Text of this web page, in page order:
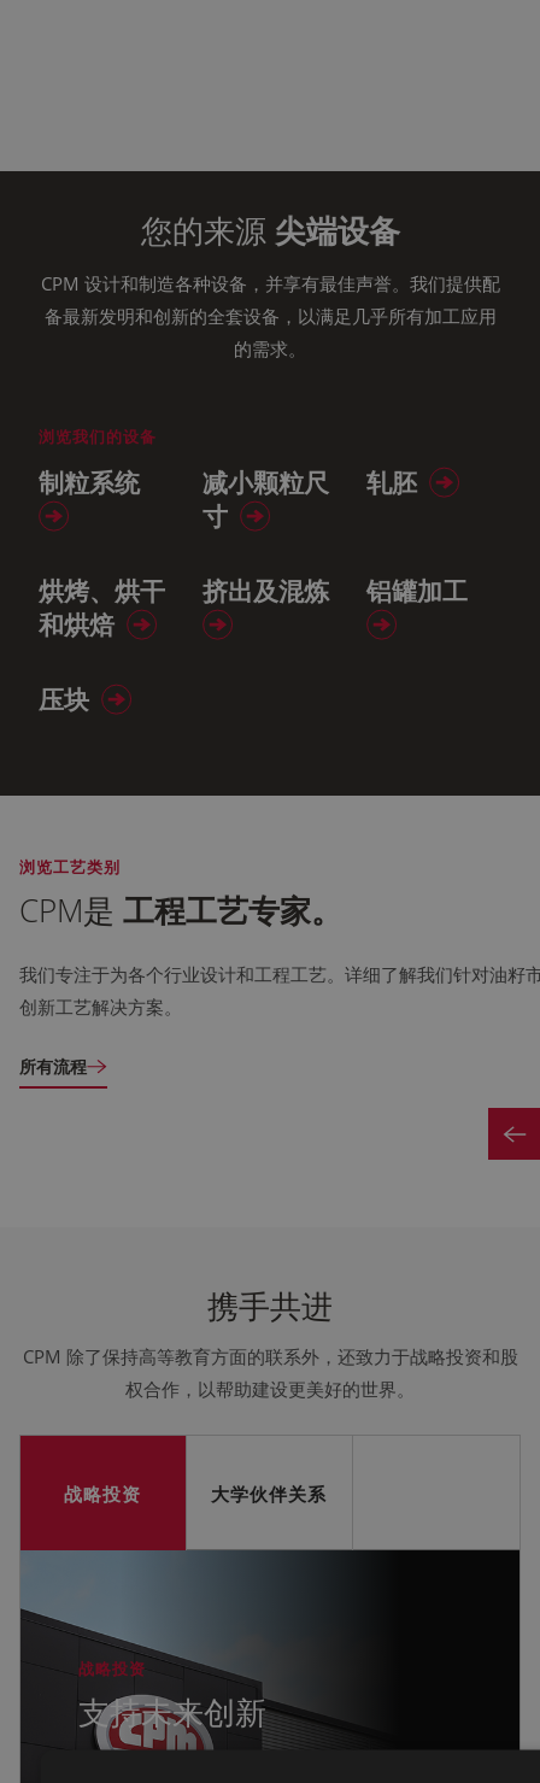
您的来源尖端设备
CPM 设计和制造各种设备，并享有最佳声誉。我们提供配
备最新发明和创新的全套设备，以满足几乎所有加工应用
的需求。
浏览我们的设备
制粒系统
减小颗粒尺
寸
轧胚
烘烤、烘干
和烘焙
挤出及混炼 铝罐加工
压块
浏览工艺类别
CPM是 工程工艺专家。
我们专注于为各个行业设计和工程工艺。详细了解我们针对油籽
创新工艺解决方案。
所有流程
携手共进
CPM 除了保持高等教育方面的联系外，还致力于战略投资和股
权合作，以帮助建设更美好的世界。
战略投资 大学伙伴关系
战略投资
支持未来创新